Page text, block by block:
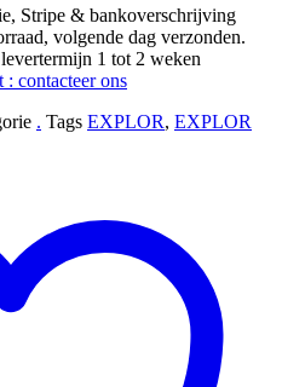
Stripe & bankoverschrijving
volgende dag verzonden.
1 tot 2 weken
contacteer ons
. Tags EXPLOR, EXPLOR